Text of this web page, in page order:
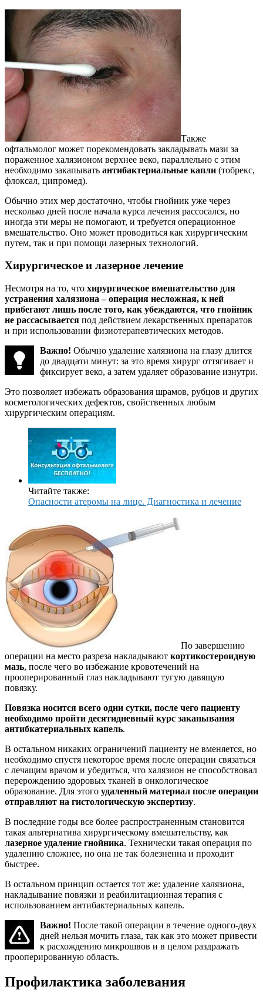
Также
офтальмолог может порекомендовать закладывать мази за
пораженное халязионом верхнее веко, параллельно с этим
необходимо закапывать антибактериальные капли (тобрекс,
флоксал, ципромед).
Обычно этих мер достаточно, чтобы гнойник уже через
несколько дней после начала курса лечения рассосался, но
иногда эти меры не помогают, и требуется операционное
вмешательство. Оно может проводиться как хирургическим
путем, так и при помощи лазерных технологий.
Хирургическое и лазерное лечение
Несмотря на то, что хирургическое вмешательство для
устранения халязиона – операция несложная, к ней
прибегают лишь после того, как убеждаются, что гнойник
не рассасывается под действием лекарственных препаратов
и при использовании физиотерапевтических методов.
Важно! Обычно удаление халязиона на глазу длится
до двадцати минут: за это время хирург оттягивает и
фиксирует веко, а затем удаляет образование изнутри.
Это позволяет избежать образования шрамов, рубцов и других
косметологических дефектов, свойственных любым
хирургическим операциям.
Читайте также:
Опасности атеромы на лице. Диагностика и лечение
По завершению
операции на место разреза накладывают кортикостероидную
мазь, после чего во избежание кровотечений на
прооперированный глаз накладывают тугую давящую
повязку.
Повязка носится всего одни сутки, после чего пациенту
необходимо пройти десятидневный курс закапывания
антибкатериальных капель.
В остальном никаких ограничений пациенту не вменяется, но
необходимо спустя некоторое время после операции связаться
с лечащим врачом и убедиться, что халязион не способствовал
перерождению здоровых тканей в онкологическое
образование. Для этого удаленный материал после операции
отправляют на гистологическую экспертизу.
В последние годы все более распространенным становится
такая альтернатива хирургическому вмешательству, как
лазерное удаление гнойника. Технически такая операция по
удалению сложнее, но она не так болезненна и проходит
быстрее.
В остальном принцип остается тот же: удаление халязиона,
накладывание повязки и реабилитационная терапия с
использованием антибактериальных капель.
Важно! После такой операции в течение одного-двух
дней нельзя мочить глаза, так как это может привести
к расхождению микрошвов и в целом раздражать
прооперированную область.
Профилактика заболевания